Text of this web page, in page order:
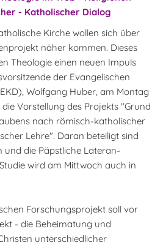
- Katholischer Dialog
Kirche wollen sich über
näher kommen. Dieses
Theologie einen neuen Impuls
der Evangelischen
Wolfgang Huber, am Montag
Vorstellung des Projekts "Grund
nach römisch-katholischer
Lehre". Daran beteiligt sind
und die Päpstliche Lateran-
wird am Mittwoch auch in
Forschungsprojekt soll vor
- die Beheimatung und
unterschiedlicher